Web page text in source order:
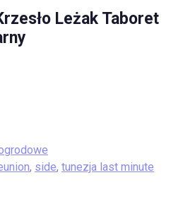
Leżak Taboret
, side, tunezja last minute